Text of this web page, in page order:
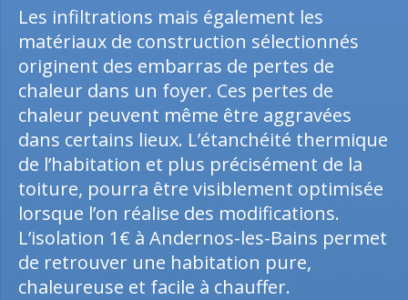
Les infiltrations mais également les
matériaux de construction sélectionnés
originent des embarras de pertes de
chaleur dans un foyer. Ces pertes de
chaleur peuvent même être aggravées
dans certains lieux. L’étanchéité thermique
de l’habitation et plus précisément de la
toiture, pourra être visiblement optimisée
lorsque l’on réalise des modifications.
L’isolation 1€ à Andernos-les-Bains permet
de retrouver une habitation pure,
chaleureuse et facile à chauffer.